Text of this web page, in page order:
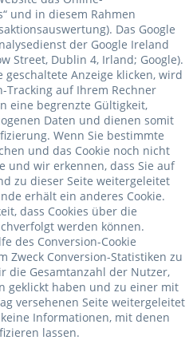
und in diesem Rahmen
Das Google
der Google Ireland
Street, Dublin 4, Irland; Google).
geschaltete Anzeige klicken, wird
Tracking auf Ihrem Rechner
eine begrenzte Gültigkeit,
Daten und dienen somit
Wenn Sie bestimmte
und das Cookie noch nicht
und wir erkennen, dass Sie auf
zu dieser Seite weitergeleitet
erhält ein anderes Cookie.
dass Cookies über die
werden können.
des Conversion-Cookie
Zweck Conversion-Statistiken zu
die Gesamtanzahl der Nutzer,
geklickt haben und zu einer mit
versehenen Seite weitergeleitet
Informationen, mit denen
lassen.